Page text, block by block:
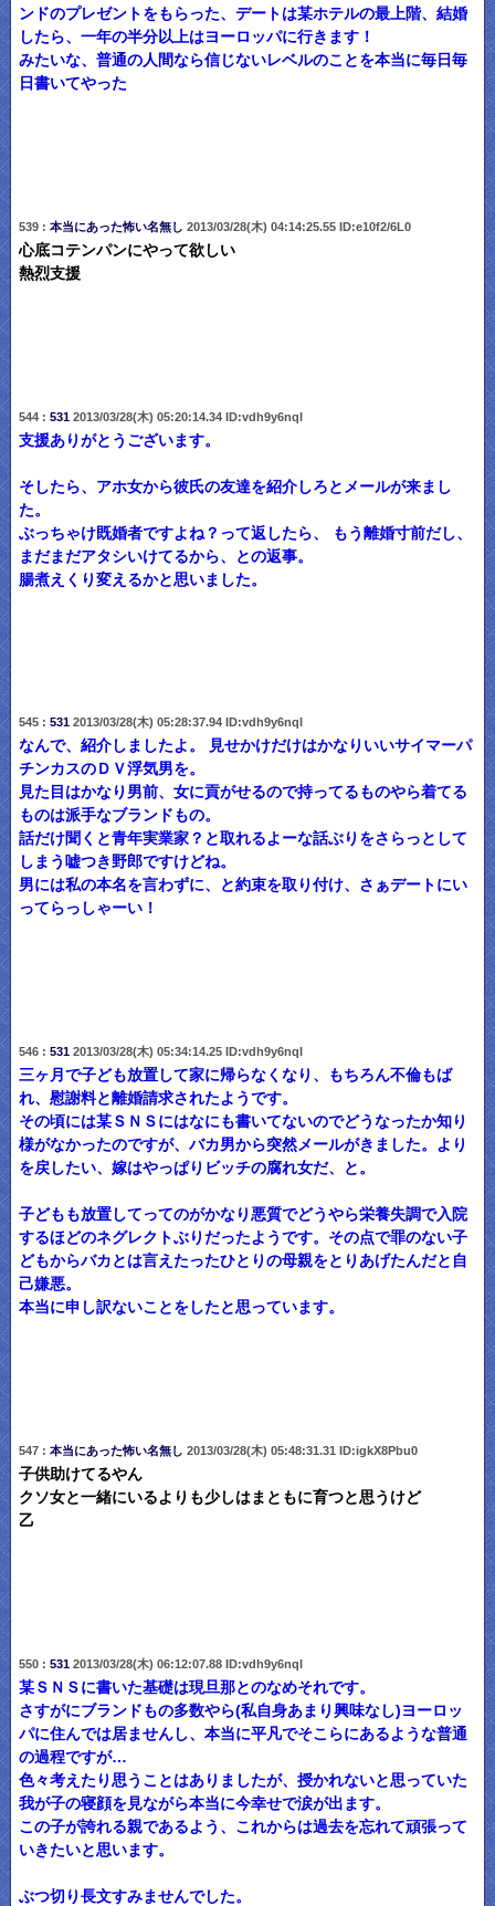
ンドのプレゼントをもらった、デートは某ホテルの最上階、結婚
したら、一年の半分以上はヨーロッパに行きます！
みたいな、普通の人間なら信じないレベルのことを本当に毎日毎
日書いてやった
539 : 本当にあった怖い名無し 2013/03/28(木) 04:14:25.55 ID:e10f2/6L0
心底コテンパンにやって欲しい
熱烈支援
544 : 5312013/03/28(木) 05:20:14.34 ID:vdh9y6nqI
支援ありがとうございます。
そしたら、アホ女から彼氏の友達を紹介しろとメールが来まし
た。
ぶっちゃけ既婚者ですよね？って返したら、 もう離婚寸前だし、
まだまだアタシいけてるから、との返事。
腸煮えくり変えるかと思いました。
545 : 5312013/03/28(木) 05:28:37.94 ID:vdh9y6nqI
なんで、紹介しましたよ。 見せかけだけはかなりいいサイマーパ
チンカスのＤＶ浮気男を。
見た目はかなり男前、女に貢がせるので持ってるものやら着てる
ものは派手なブランドもの。
話だけ聞くと青年実業家？と取れるよーな話ぶりをさらっとして
しまう嘘つき野郎ですけどね。
男には私の本名を言わずに、と約束を取り付け、さぁデートにい
ってらっしゃーい！
546 : 5312013/03/28(木) 05:34:14.25 ID:vdh9y6nqI
三ヶ月で子ども放置して家に帰らなくなり、もちろん不倫もば
れ、慰謝料と離婚請求されたようです。
その頃には某ＳＮＳにはなにも書いてないのでどうなったか知り
様がなかったのですが、バカ男から突然メールがきました。より
を戻したい、嫁はやっぱりビッチの腐れ女だ、と。
子どもも放置してってのがかなり悪質でどうやら栄養失調で入院
するほどのネグレクトぶりだったようです。その点で罪のない子
どもからバカとは言えたったひとりの母親をとりあげたんだと自
己嫌悪。
本当に申し訳ないことをしたと思っています。
547 : 本当にあった怖い名無し 2013/03/28(木) 05:48:31.31 ID:igkX8Pbu0
子供助けてるやん
クソ女と一緒にいるよりも少しはまともに育つと思うけど
乙
550 : 5312013/03/28(木) 06:12:07.88 ID:vdh9y6nqI
某ＳＮＳに書いた基礎は現旦那とのなめそれです。
さすがにブランドもの多数やら(私自身あまり興味なし)ヨーロッ
パに住んでは居ませんし、本当に平凡でそこらにあるような普通
の過程ですが…
色々考えたり思うことはありましたが、授かれないと思っていた
我が子の寝顔を見ながら本当に今幸せで涙が出ます。
この子が誇れる親であるよう、これからは過去を忘れて頑張って
いきたいと思います。
ぶつ切り長文すみませんでした。